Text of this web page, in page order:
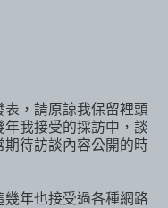
，請原諒我保留裡頭
我接受的採訪中，談
待訪談內容公開的時
年也接受過各種網路